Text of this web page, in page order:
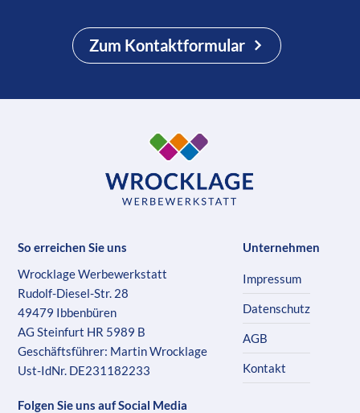
Zum Kontaktformular
So erreichen Sie uns
Wrocklage Werbewerkstatt
Rudolf-Diesel-Str. 28
49479 Ibbenbüren
AG Steinfurt HR 5989 B
Geschäftsführer: Martin Wrocklage
Ust-IdNr. DE231182233
Folgen Sie uns auf Social Media
Unternehmen
Impressum
Datenschutz
AGB
Kontakt